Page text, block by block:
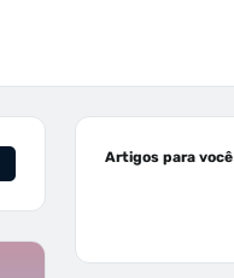
Artigos para você